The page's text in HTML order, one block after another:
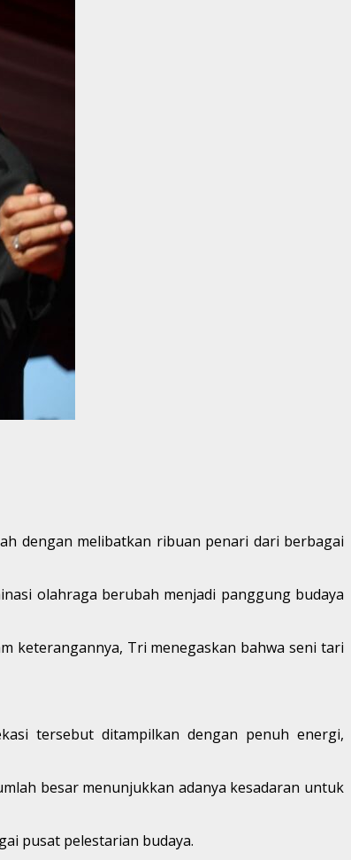
dengan melibatkan ribuan penari dari berbagai
olahraga berubah menjadi panggung budaya
keterangannya, Tri menegaskan bahwa seni tari
tersebut ditampilkan dengan penuh energi,
besar menunjukkan adanya kesadaran untuk
pusat pelestarian budaya.